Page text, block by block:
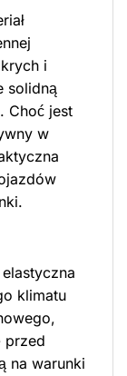
i
solidną
Choć jest
w
klimatu
przed
na warunki